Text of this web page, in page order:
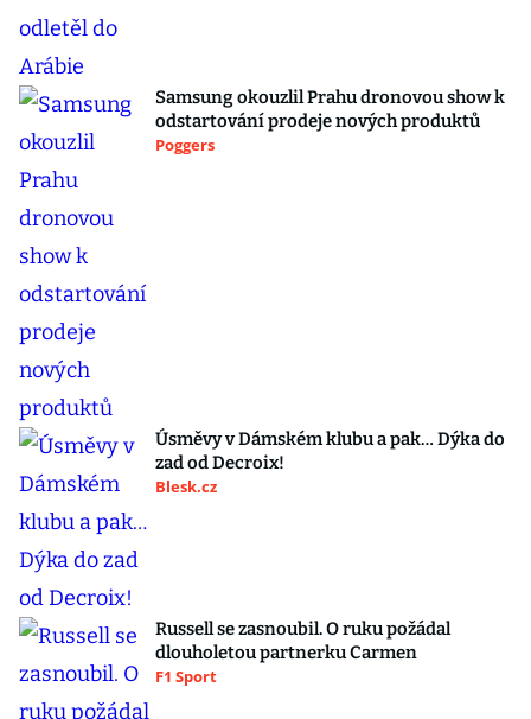
Samsung okouzlil Prahu dronovou show k
odstartování prodeje nových produktů
Poggers
Úsměvy v Dámském klubu a pak… Dýka do
zad od Decroix!
Blesk.cz
Russell se zasnoubil. O ruku požádal
dlouholetou partnerku Carmen
F1 Sport